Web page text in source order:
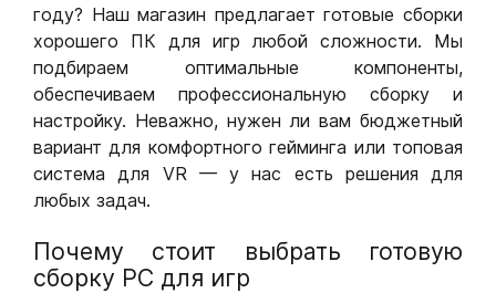
году? Наш магазин предлагает готовые сборки
хорошего ПК для игр любой сложности. Мы
подбираем оптимальные компоненты,
обеспечиваем профессиональную сборку и
настройку. Неважно, нужен ли вам бюджетный
вариант для комфортного гейминга или топовая
система для VR — у нас есть решения для
любых задач.
Почему стоит выбрать готовую
сборку РС для игр